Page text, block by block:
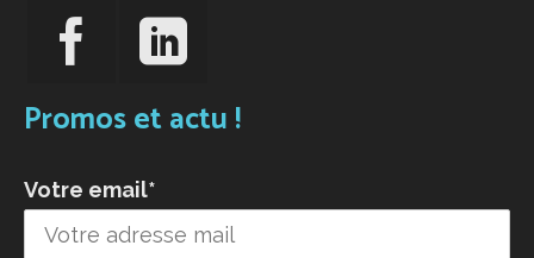
Promos et actu !
Votre email*